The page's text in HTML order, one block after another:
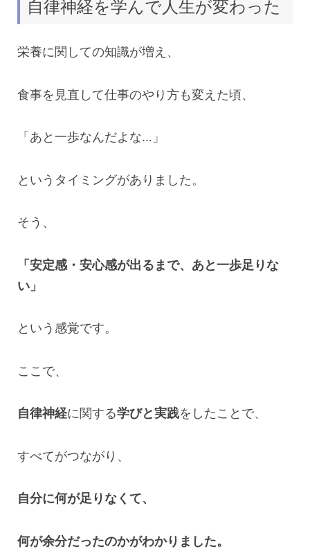
自律神経を学んで人生が変わった
栄養に関しての知識が増え、
食事を見直して仕事のやり方も変えた頃、
「あと一歩なんだよな…」
というタイミングがありました。
そう、
「安定感・安心感が出るまで、あと一歩足りな
い」
という感覚です。
ここで、
自律神経に関する学びと実践をしたことで、
すべてがつながり、
自分に何が足りなくて、
何が余分だったのかがわかりました。